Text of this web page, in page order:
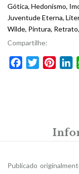
Gótica, Hedonismo,
Juventude Eterna,
Wilde, Pintura, Retrato,
Compartilhe:
FacebookTwitter
Publicado